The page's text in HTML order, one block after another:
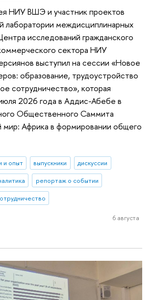
НИУ ВШЭ и участник проектов
лаборатории междисциплинарных
исследований гражданского
сектора НИУ
выступил на сессии «Новое
образование, трудоустройство
сотрудничество», которая
2026 года в Аддис-Абебе в
Общественного Саммита
Африка в формировании общего
и опыт выпускники
дискуссии
репортаж о событии
6 августа